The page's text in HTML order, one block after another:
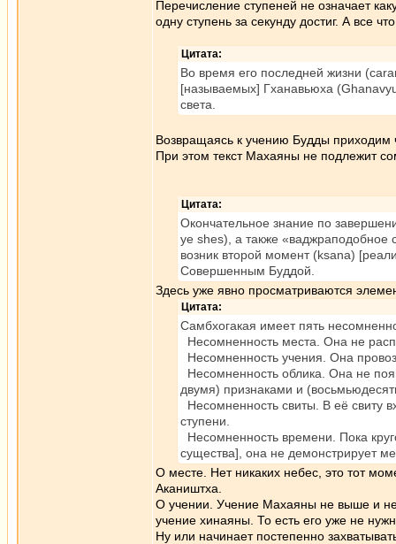
Перечисление ступеней не означает
одну ступень за секунду достиг. А все
Цитата:
Во время его последней жизни
[называемых] Гханавьюха
света.
Возвращаясь к учению Будды приходим
При этом текст Махаяны не подлежит
Цитата:
Окончательное знание по
ye shes), а также «ваджраподобное
возник второй момент (ksana)
Совершенным Буддой.
Здесь уже явно просматриваются
Цитата:
Самбхогакая имеет пять
Несомненность места. Она не
Несомненность учения. Она
Несомненность облика. Она не
двумя) признаками и
Несомненность свиты. В её свиту
ступени.
Несомненность времени. Пока
существа], она не демонстрирует
О месте. Нет никаких небес, это тот
Акаништха.
О учении. Учение Махаяны не выше и не
учение хинаяны. То есть его уже не
Ну или начинает постепенно